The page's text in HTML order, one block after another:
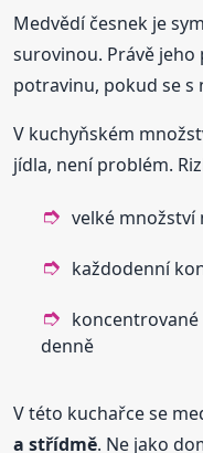
Medvědí česnek je
surovinou. Právě
potravinu, pokud se s
V kuchyňském
jídla, není problém.
velké množství
každodenní
denně
V této kuchařce se
a střídmě. Ne jako